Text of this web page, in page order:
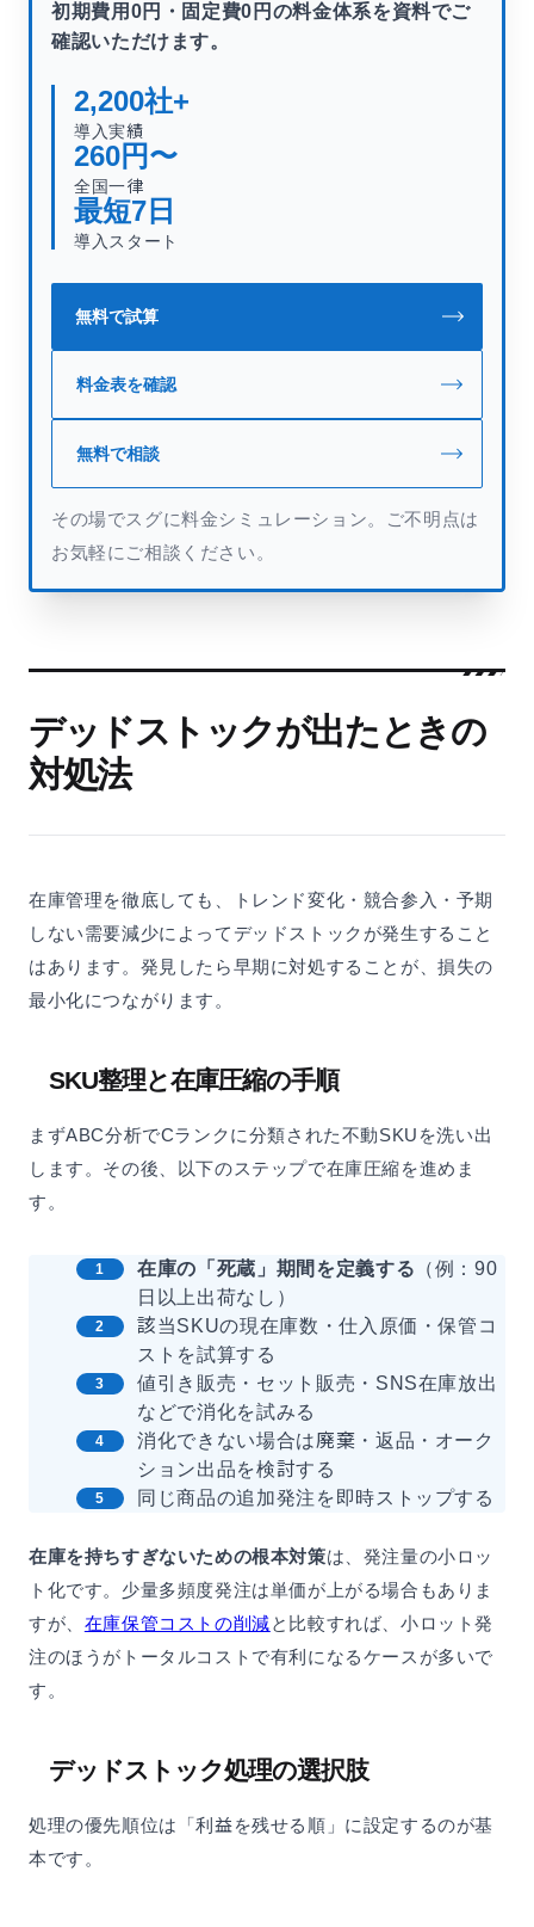
初期費用0円・固定費0円の料金体系を資料でご
確認いただけます。
2,200社+
導入実績
260円〜
全国一律
最短7 日
導入スタート
無料で試算
料金表を確認
無料で相談
その場でスグに料金シミュレーション。ご不明点は
お気軽にご相談ください。
デッドストックが出たときの
対処法
在庫管理を徹底しても、トレンド変化・競合参入・予期
しない需要減少によってデッドストックが発生すること
はあります。発見したら早期に対処することが、損失の
最小化につながります。
SKU整理と在庫圧縮の手順
まずABC分析でCランクに分類された不動SKUを洗い出
します。その後、以下のステップで在庫圧縮を進めま
す。
在庫の「死蔵」期間を定義する （例：90
日以上出荷なし）
該当SKUの現在庫数・仕入原価・保管コ
ストを試算する
値引き販売・セット販売・SNS在庫放出
などで消化を試みる
消化できない場合は廃棄・返品・オーク
ション出品を検討する
同じ商品の追加発注を即時ストップする
在庫を持ちすぎないための根本対策は、発注量の小ロッ
ト化です。少量多頻度発注は単価が上がる場合もありま
すが、 在庫保管コストの削減と比較すれば、小ロット発
注のほうがトータルコストで有利になるケースが多いで
す。
デッドストック処理の選択肢
処理の優先順位は「利益を残せる順」に設定するのが基
本です。